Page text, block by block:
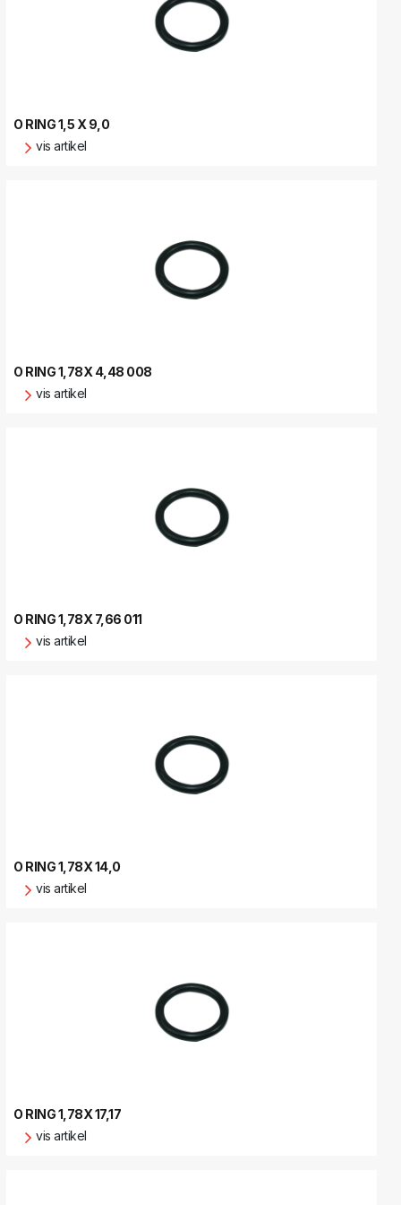
O RING 1,5 X 9,0
vis artikel
O RING 1,78X 4,48 008
vis artikel
O RING 1,78X 7,66 011
vis artikel
O RING 1,78X 14,0
vis artikel
O RING 1,78X 17,17
vis artikel